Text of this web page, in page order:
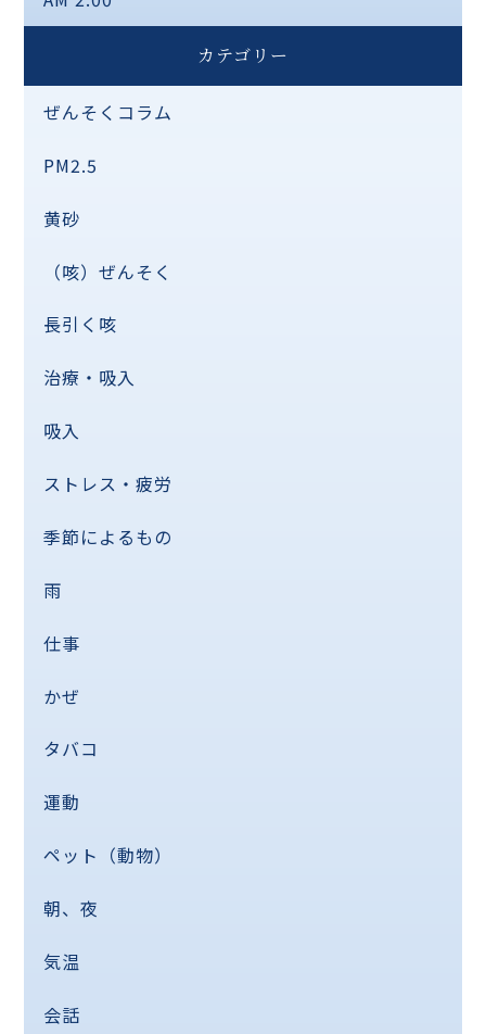
カテゴリー
ぜんそくコラム
PM2.5
黄砂
（咳）ぜんそく
長引く咳
治療・吸入
吸入
ストレス・疲労
季節によるもの
雨
仕事
かぜ
タバコ
運動
ペット（動物）
朝、夜
気温
会話